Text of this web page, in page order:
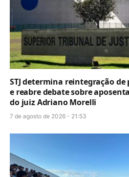
STJ determina reintegração de
e reabre debate sobre
do juiz Adriano Morelli
7 de agosto de 2026 - 21:53